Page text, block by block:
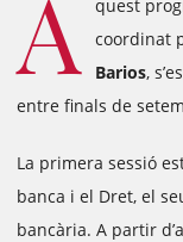
A
quest
coordinat
Barios,
entre finals de
La primera sessió
banca i el Dret, el
bancària. A partir